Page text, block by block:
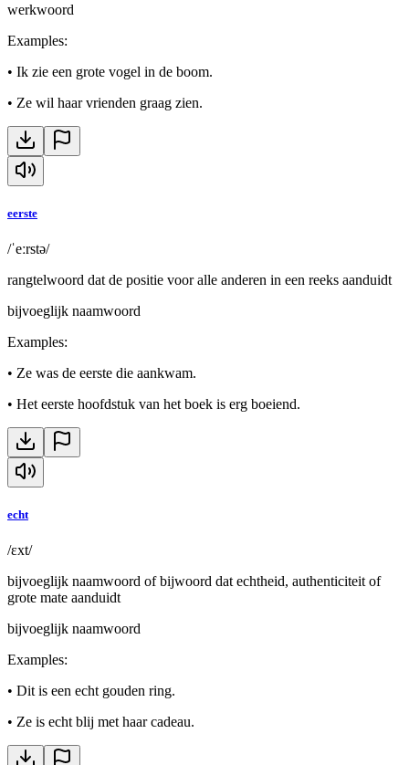
werkwoord
Examples:
• Ik zie een grote vogel in de boom.
• Ze wil haar vrienden graag zien.
eerste
/ˈeːrstə/
rangtelwoord dat de positie voor alle anderen in een reeks aanduidt
bijvoeglijk naamwoord
Examples:
• Ze was de eerste die aankwam.
• Het eerste hoofdstuk van het boek is erg boeiend.
echt
/ɛxt/
bijvoeglijk naamwoord of bijwoord dat echtheid, authenticiteit of
grote mate aanduidt
bijvoeglijk naamwoord
Examples:
• Dit is een echt gouden ring.
• Ze is echt blij met haar cadeau.